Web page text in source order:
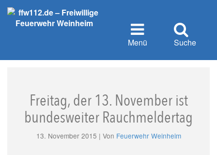
Menü Suche
Freitag, der 13. November ist
bundesweiter Rauchmeldertag
13. November 2015 | Von Feuerwehr Weinheim